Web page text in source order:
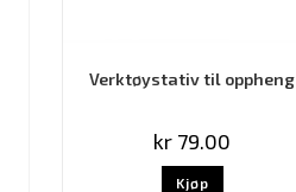
Verktøystativ til oppheng
kr 79.00
Kjøp